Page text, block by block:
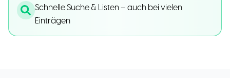
Schnelle Suche & Listen – auch bei vielen
Einträgen